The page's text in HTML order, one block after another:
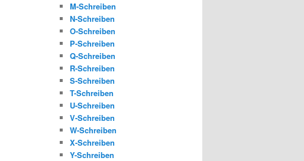
M-Schreiben
N-Schreiben
O-Schreiben
P-Schreiben
Q-Schreiben
R-Schreiben
S-Schreiben
T-Schreiben
U-Schreiben
V-Schreiben
W-Schreiben
X-Schreiben
Y-Schreiben